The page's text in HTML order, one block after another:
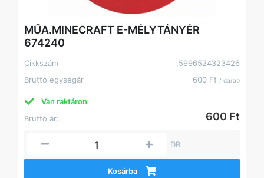
MŰA.MINECRAFT E-MÉLYTÁNYÉR
674240
Cikkszám
5996524323426
Bruttó egységár
600 Ft / darab
Van raktáron
Bruttó ár:
600 Ft
DB
Kosárba